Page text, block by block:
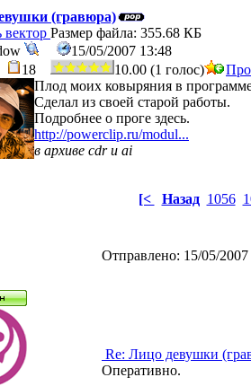
(гравюра)
вектор Размер файла: 355.68 КБ
15/05/2007 13:48
18 10.00 (1 голос)
Плод моих ковыряния в
Сделал из своей старой работы.
Подробнее о проге здесь.
http://powerclip.ru/modul...
в архиве cdr и ai
[< Назад 1056
Отправлено: 15/05/
Re: Лицо девушки
Оперативно.